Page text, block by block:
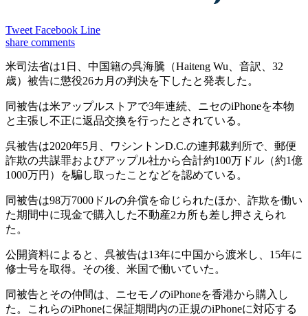
Tweet Facebook Line
share comments
米司法省は1日、中国籍の呉海騰（Haiteng Wu、音訳、32
歳）被告に懲役26カ月の判決を下したと発表した。
同被告は米アップルストアで3年連続、ニセのiPhoneを本物
と主張し不正に返品交換を行ったとされている。
呉被告は2020年5月、ワシントンD.C.の連邦裁判所で、郵便
詐欺の共謀罪およびアップル社から合計約100万ドル（約1億
1000万円）を騙し取ったことなどを認めている。
同被告は98万7000ドルの弁償を命じられたほか、詐欺を働い
た期間中に現金で購入した不動産2カ所も差し押さえられ
た。
公開資料によると、呉被告は13年に中国から渡米し、15年に
修士号を取得。その後、米国で働いていた。
同被告とその仲間は、ニセモノのiPhoneを香港から購入し
た。これらのiPhoneに保証期間内の正規のiPhoneに対応する